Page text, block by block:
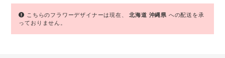
こちらのフラワーデザイナーは現在、北海道 沖縄県 への配送を承
っておりません。